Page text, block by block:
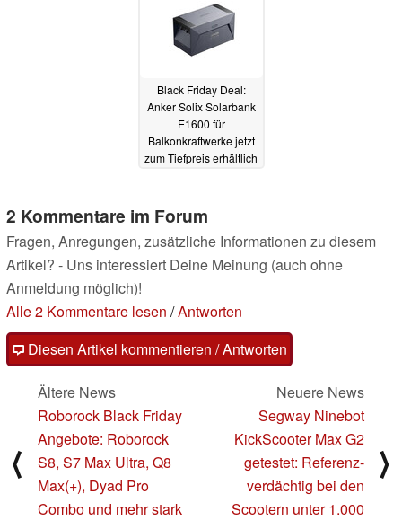
Black Friday Deal:
Anker Solix Solarbank
E1600 für
Balkonkraftwerke jetzt
zum Tiefpreis erhältlich
2 Kommentare im Forum
Fragen, Anregungen, zusätzliche Informationen zu diesem
Artikel? - Uns interessiert Deine Meinung (auch ohne
Anmeldung möglich)!
Alle 2 Kommentare lesen /Antworten
Diesen Artikel kommentieren / Antworten
⟨
Ältere News
Roborock Black Friday
Angebote: Roborock
S8, S7 Max Ultra, Q8
Max(+), Dyad Pro
Combo und mehr stark
Neuere News
Segway Ninebot
KickScooter Max G2
getestet: Referenz-
verdächtig bei den
Scootern unter 1.000
⟩